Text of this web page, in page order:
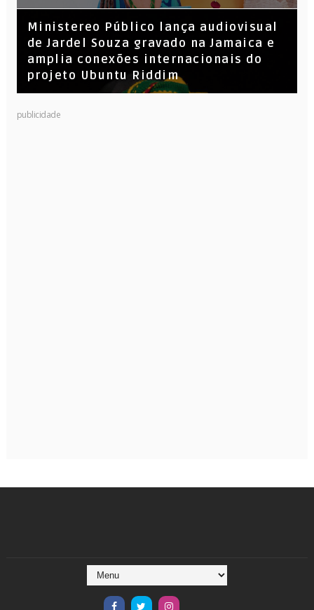
​Ministereo Público lança audiovisual
de Jardel Souza gravado na Jamaica e
amplia conexões internacionais do
projeto Ubuntu Riddim
publicidade